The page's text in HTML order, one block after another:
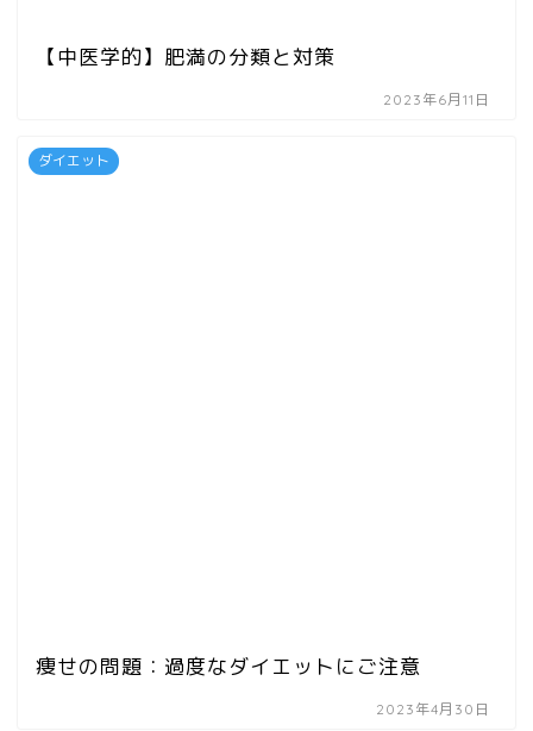
【中医学的】肥満の分類と対策
2023年6月11日
ダイエット
痩せの問題：過度なダイエットにご注意
2023年4月30日